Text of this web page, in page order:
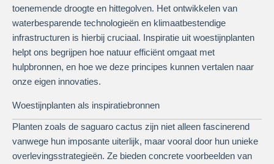
toenemende droogte en hittegolven. Het ontwikkelen van
waterbesparende technologieën en klimaatbestendige
infrastructuren is hierbij cruciaal. Inspiratie uit woestijnplanten
helpt ons begrijpen hoe natuur efficiënt omgaat met
hulpbronnen, en hoe we deze principes kunnen vertalen naar
onze eigen innovaties.
Woestijnplanten als inspiratiebronnen
Planten zoals de saguaro cactus zijn niet alleen fascinerend
vanwege hun imposante uiterlijk, maar vooral door hun unieke
overlevingsstrategieën. Ze bieden concrete voorbeelden van